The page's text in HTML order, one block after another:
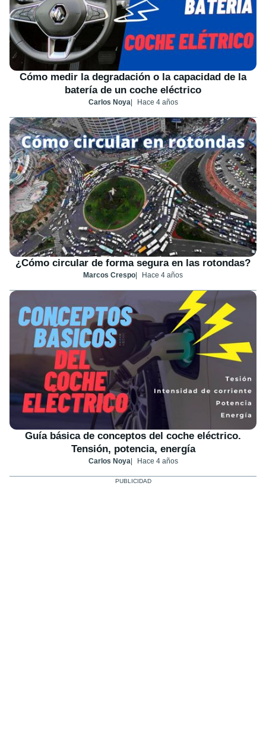
Cómo medir la degradación o la capacidad de la
batería de un coche eléctrico
Carlos Noya Hace 4 años
¿Cómo circular de forma segura en las rotondas?
Marcos Crespo Hace 4 años
Guía básica de conceptos del coche eléctrico.
Tensión, potencia, energía
Carlos Noya Hace 4 años